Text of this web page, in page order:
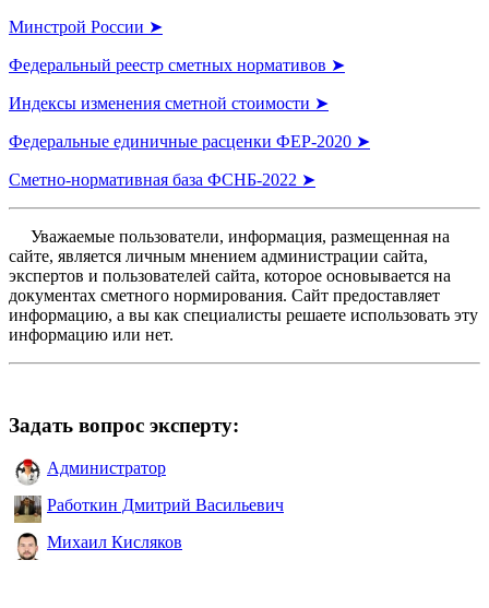
Минстрой России ➤
Федеральный реестр сметных нормативов ➤
Индексы изменения сметной стоимости ➤
Федеральные единичные расценки ФЕР-2020 ➤
Сметно-нормативная база ФСНБ-2022 ➤
Уважаемые пользователи, информация, размещенная на
сайте, является личным мнением администрации сайта,
экспертов и пользователей сайта, которое основывается на
документах сметного нормирования. Сайт предоставляет
информацию, а вы как специалисты решаете использовать эту
информацию или нет.
Задать вопрос эксперту:
Администратор
Работкин Дмитрий Васильевич
Михаил Кисляков